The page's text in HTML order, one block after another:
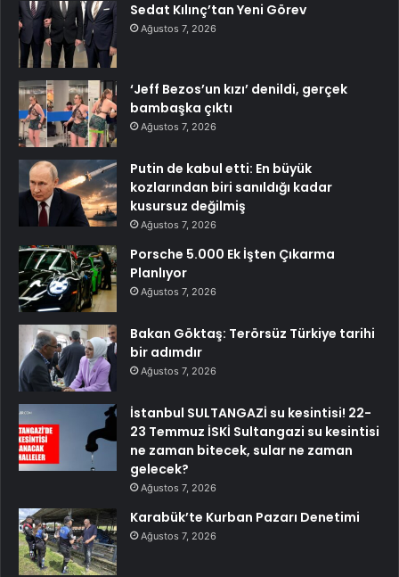
Sedat Kılınç’tan Yeni Görev
Ağustos 7, 2026
‘Jeff Bezos’un kızı’ denildi, gerçek
bambaşka çıktı
Ağustos 7, 2026
Putin de kabul etti: En büyük
kozlarından biri sanıldığı kadar
kusursuz değilmiş
Ağustos 7, 2026
Porsche 5.000 Ek İşten Çıkarma
Planlıyor
Ağustos 7, 2026
Bakan Göktaş: Terörsüz Türkiye tarihi
bir adımdır
Ağustos 7, 2026
İstanbul SULTANGAZİ su kesintisi! 22-
23 Temmuz İSKİ Sultangazi su kesintisi
ne zaman bitecek, sular ne zaman
gelecek?
Ağustos 7, 2026
Karabük’te Kurban Pazarı Denetimi
Ağustos 7, 2026